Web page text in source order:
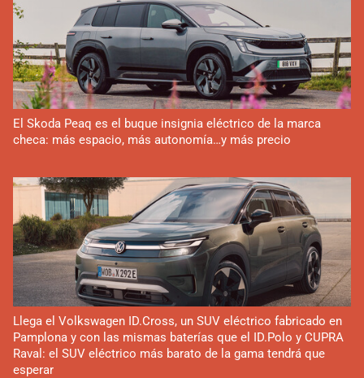
El Skoda Peaq es el buque insignia eléctrico de la marca
checa: más espacio, más autonomía…y más precio
Llega el Volkswagen ID.Cross, un SUV eléctrico fabricado en
Pamplona y con las mismas baterías que el ID.Polo y CUPRA
Raval: el SUV eléctrico más barato de la gama tendrá que
esperar